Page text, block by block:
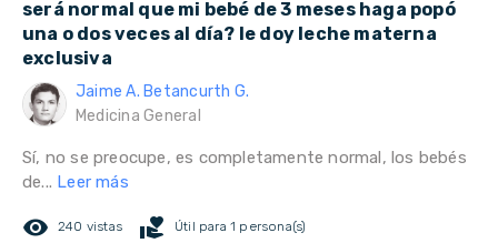
será normal que mi bebé de 3 meses haga popó
una o dos veces al día? le doy leche materna
exclusiva
Jaime A. Betancurth G.
Medicina General
Sí, no se preocupe, es completamente normal, los bebés
de... Leer más
remove_red_eye 240 vistas volunteer_activism Útil para 1 persona(s)